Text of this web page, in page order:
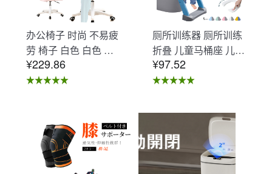
办公椅子 时尚 不易疲
劳 椅子 白色 白色 办
公椅子 不易疲劳 学习
椅 北欧 儿童 椅子 学
椅子 在家办公 Asher
Brilliant C-56
¥229.86
厕所训练器 厕所训练
折叠 儿童马桶座 儿童
马桶辅助 收纳式马桶
座 小孩马桶座 儿童厕
女孩 儿童 孩子 儿童
马桶训练 免邮 踏步器
厕所
¥97.52